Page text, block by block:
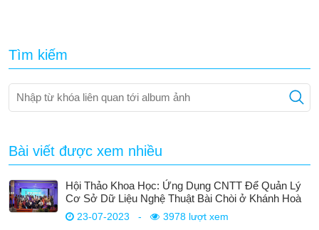
Tìm kiếm
Bài viết được xem nhiều
Hội Thảo Khoa Học: Ứng Dụng CNTT Để Quản Lý
Cơ Sở Dữ Liệu Nghệ Thuật Bài Chòi ở Khánh Hoà
23-07-2023 - 3978 lượt xem